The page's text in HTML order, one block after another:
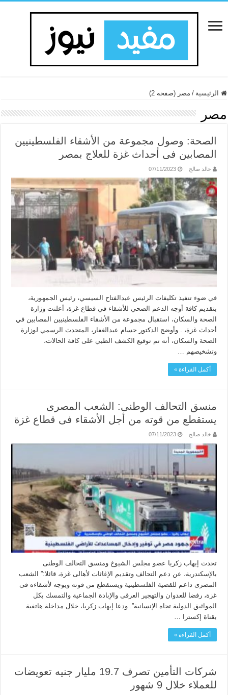
الرئيسية / مصر (صفحه 2)
مصر
الصحة: وصول مجموعة من الأشقاء الفلسطينيين
المصابين فى أحداث غزة للعلاج بمصر
خالد صالح 07/11/2023
في ضوء تنفيذ تكليفات الرئيس عبدالفتاح السيسي، رئيس الجمهورية،
بتقديم كافة أوجه الدعم الصحي للأشقاء في قطاع غزة، أعلنت وزارة
الصحة والسكان، استقبال مجموعة من الأشقاء الفلسطينيين المصابين في
أحداث غزة، . وأوضح الدكتور حسام عبدالغفار، المتحدث الرسمي لوزارة
الصحة والسكان، أنه تم توقيع الكشف الطبي على كافة الحالات،
وتشخيصهم …
أكمل القراءة »
منسق التحالف الوطنى: الشعب المصرى
يستقطع من قوته من أجل الأشقاء فى قطاع غزة
خالد صالح 07/11/2023
تحدث إيهاب زكريا عضو مجلس الشيوخ ومنسق التحالف الوطنى
بالإسكندرية، عن دعم التحالف وتقديم الإغاثات لأهالى غزة، قائلا:” الشعب
المصرى داعم للقضية الفلسطينية ويستقطع من قوته ويوجه لأشقاءه فى
غزة، رفضا للعدوان والتهجير العرقى والإبادة الجماعية والتمسك بكل
المواثيق الدولية تجاه الإنسانية”. ودعا إيهاب زكريا، خلال مداخلة هاتفية
بقناة إكسترا …
أكمل القراءة »
شركات التأمين تصرف 19.7 مليار جنيه تعويضات
للعملاء خلال 9 شهور